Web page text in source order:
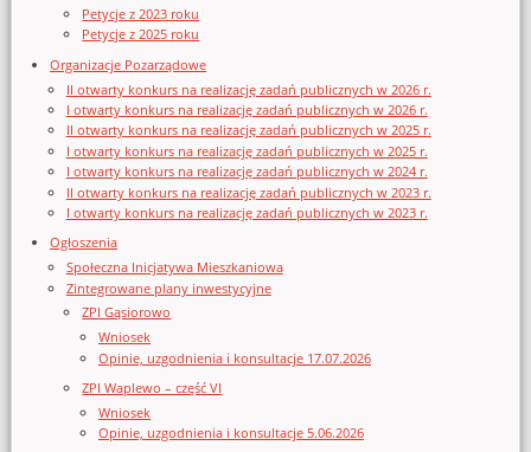
Petycje z 2023 roku
Petycje z 2025 roku
Organizacje Pozarządowe
II otwarty konkurs na realizację zadań publicznych w 2026 r.
I otwarty konkurs na realizację zadań publicznych w 2026 r.
II otwarty konkurs na realizację zadań publicznych w 2025 r.
I otwarty konkurs na realizację zadań publicznych w 2025 r.
I otwarty konkurs na realizację zadań publicznych w 2024 r.
II otwarty konkurs na realizację zadań publicznych w 2023 r.
I otwarty konkurs na realizację zadań publicznych w 2023 r.
Ogłoszenia
Społeczna Inicjatywa Mieszkaniowa
Zintegrowane plany inwestycyjne
ZPI Gąsiorowo
Wniosek
Opinie, uzgodnienia i konsultacje 17.07.2026
ZPI Waplewo – część VI
Wniosek
Opinie, uzgodnienia i konsultacje 5.06.2026